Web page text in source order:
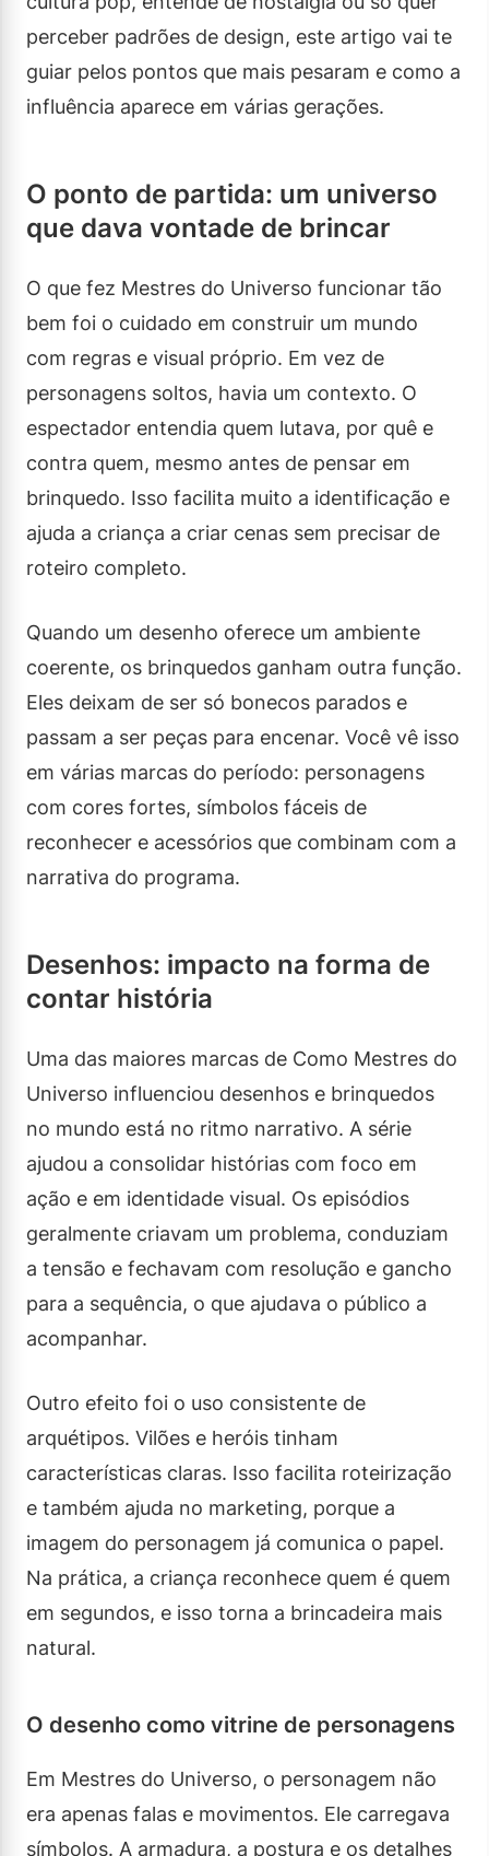
perceber padrões de design, este artigo vai te
guiar pelos pontos que mais pesaram e como a
influência aparece em várias gerações.
O ponto de partida: um universo
que dava vontade de brincar
O que fez Mestres do Universo funcionar tão
bem foi o cuidado em construir um mundo
com regras e visual próprio. Em vez de
personagens soltos, havia um contexto. O
espectador entendia quem lutava, por quê e
contra quem, mesmo antes de pensar em
brinquedo. Isso facilita muito a identificação e
ajuda a criança a criar cenas sem precisar de
roteiro completo.
Quando um desenho oferece um ambiente
coerente, os brinquedos ganham outra função.
Eles deixam de ser só bonecos parados e
passam a ser peças para encenar. Você vê isso
em várias marcas do período: personagens
com cores fortes, símbolos fáceis de
reconhecer e acessórios que combinam com a
narrativa do programa.
Desenhos: impacto na forma de
contar história
Uma das maiores marcas de Como Mestres do
Universo influenciou desenhos e brinquedos
no mundo está no ritmo narrativo. A série
ajudou a consolidar histórias com foco em
ação e em identidade visual. Os episódios
geralmente criavam um problema, conduziam
a tensão e fechavam com resolução e gancho
para a sequência, o que ajudava o público a
acompanhar.
Outro efeito foi o uso consistente de
arquétipos. Vilões e heróis tinham
características claras. Isso facilita roteirização
e também ajuda no marketing, porque a
imagem do personagem já comunica o papel.
Na prática, a criança reconhece quem é quem
em segundos, e isso torna a brincadeira mais
natural.
O desenho como vitrine de personagens
Em Mestres do Universo, o personagem não
era apenas falas e movimentos. Ele carregava
símbolos. A armadura, a postura e os detalhes